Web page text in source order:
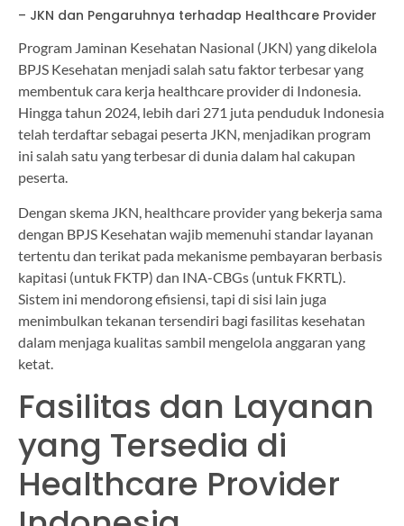
– JKN dan Pengaruhnya terhadap Healthcare Provider
Program Jaminan Kesehatan Nasional (JKN) yang dikelola
BPJS Kesehatan menjadi salah satu faktor terbesar yang
membentuk cara kerja healthcare provider di Indonesia.
Hingga tahun 2024, lebih dari 271 juta penduduk Indonesia
telah terdaftar sebagai peserta JKN, menjadikan program
ini salah satu yang terbesar di dunia dalam hal cakupan
peserta.
Dengan skema JKN, healthcare provider yang bekerja sama
dengan BPJS Kesehatan wajib memenuhi standar layanan
tertentu dan terikat pada mekanisme pembayaran berbasis
kapitasi (untuk FKTP) dan INA-CBGs (untuk FKRTL).
Sistem ini mendorong efisiensi, tapi di sisi lain juga
menimbulkan tekanan tersendiri bagi fasilitas kesehatan
dalam menjaga kualitas sambil mengelola anggaran yang
ketat.
Fasilitas dan Layanan
yang Tersedia di
Healthcare Provider